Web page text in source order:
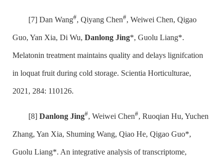
[7] Dan Wang#, Qiyang Chen#, Weiwei Chen, Qigao
Guo, Yan Xia, Di Wu, Danlong Jing*, Guolu Liang*.
Melatonin treatment maintains quality and delays lignifcation
in loquat fruit during cold storage. Scientia Horticulturae,
2021, 284: 110126.
[8] Danlong Jing#, Weiwei Chen#, Ruoqian Hu, Yuchen
Zhang, Yan Xia, Shuming Wang, Qiao He, Qigao Guo*,
Guolu Liang*. An integrative analysis of transcriptome,